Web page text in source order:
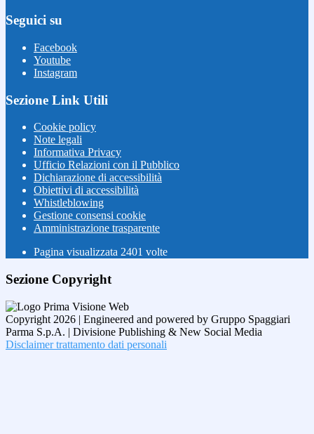
Seguici su
Facebook
Youtube
Instagram
Sezione Link Utili
Cookie policy
Note legali
Informativa Privacy
Ufficio Relazioni con il Pubblico
Dichiarazione di accessibilità
Obiettivi di accessibilità
Whistleblowing
Gestione consensi cookie
Amministrazione trasparente
Pagina visualizzata 2401 volte
Sezione Copyright
Copyright 2026 | Engineered and powered by Gruppo Spaggiari
Parma S.p.A. | Divisione Publishing & New Social Media
Disclaimer trattamento dati personali